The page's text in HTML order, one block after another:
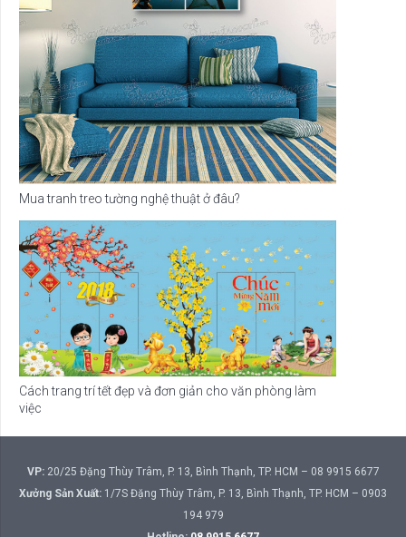
Mua tranh treo tường nghệ thuật ở đâu?
Cách trang trí tết đẹp và đơn giản cho văn phòng làm
việc
VP:20/25 Đặng Thùy Trâm, P. 13, Bình Thạnh, TP. HCM – 08 9915 6677
Xưởng Sản Xuất: 1/7S Đặng Thùy Trâm, P. 13, Bình Thạnh, TP. HCM – 0903
194 979